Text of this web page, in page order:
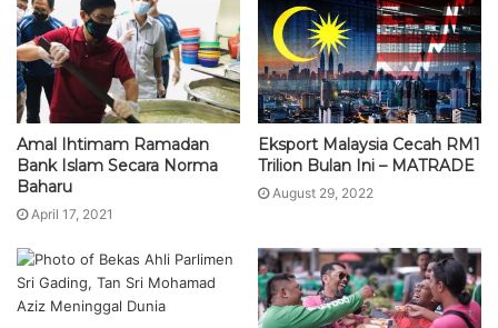
Amal Ihtimam Ramadan
Bank Islam Secara Norma
Baharu
April 17, 2021
Eksport Malaysia Cecah RM1
Trilion Bulan Ini – MATRADE
August 29, 2022